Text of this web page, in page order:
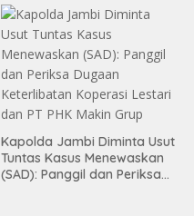
Kapolda Jambi Diminta Usut
Tuntas Kasus Menewaskan
(SAD): Panggil dan Periksa